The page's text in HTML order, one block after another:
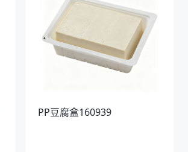
PP豆腐盒160939